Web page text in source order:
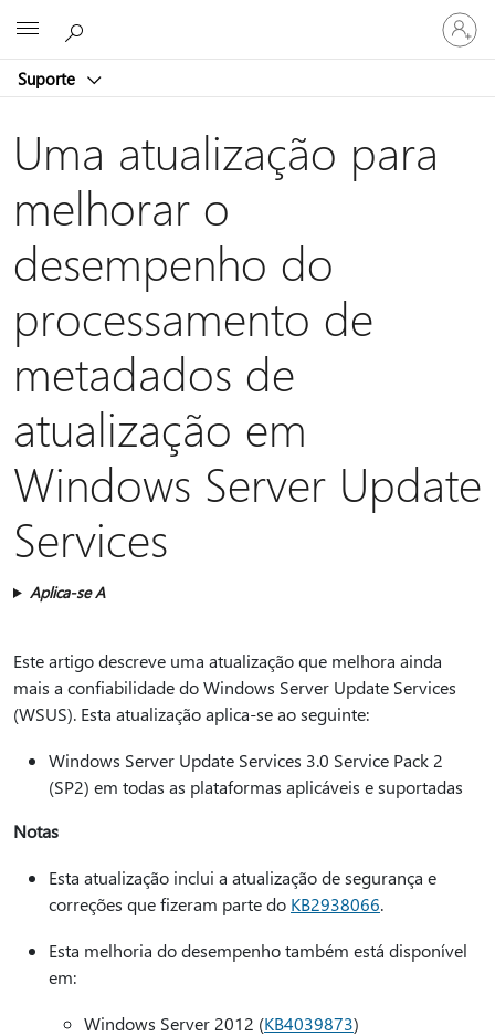
Suporte
Iniciar
sessão
na
Uma atualização para
melhorar o
desempenho do
processamento de
metadados de
atualização em
Windows Server Update
Services
Aplica-se A
Este artigo descreve uma atualização que melhora ainda
mais a confiabilidade do Windows Server Update Services
(WSUS). Esta atualização aplica-se ao seguinte:
Windows Server Update Services 3.0 Service Pack 2
(SP2) em todas as plataformas aplicáveis e suportadas
Notas
Esta atualização inclui a atualização de segurança e
correções que fizeram parte do KB2938066.
Esta melhoria do desempenho também está disponível
em:
Windows Server 2012 (KB4039873)